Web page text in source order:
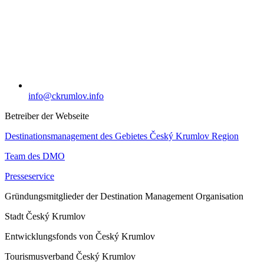
info@ckrumlov.info
Betreiber der Webseite
Destinationsmanagement des Gebietes Český Krumlov Region
Team des DMO
Presseservice
Gründungsmitglieder der Destination Management Organisation
Stadt Český Krumlov
Entwicklungsfonds von Český Krumlov
Tourismusverband Český Krumlov